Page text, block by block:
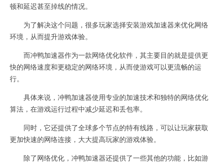
顿和延迟甚至掉线的情况。
为了解决这个问题，很多玩家选择安装游戏加速器来优化网络
环境，从而提升游戏体验。
而冲鸭加速器作为一款网络优化软件，其主要目的就是提供更
快的网络速度和更稳定的网络环境，从而使游戏可以更流畅的运
行。
具体来说，冲鸭加速器使用专业的加速技术和独特的网络优化
算法，在游戏运行过程中减少延迟和丢包率。
同时，它还提供了全球多个节点的特有线路，可以让玩家获取
更加快速的网络连接，大大提高玩家的游戏体验。
除了网络优化，冲鸭加速器还提供了一些其他的功能，比如游